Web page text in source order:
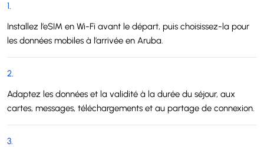
1.
Installez l’eSIM en Wi-Fi avant le départ, puis choisissez-la pour
les données mobiles à l’arrivée en Aruba.
2.
Adaptez les données et la validité à la durée du séjour, aux
cartes, messages, téléchargements et au partage de connexion.
3.